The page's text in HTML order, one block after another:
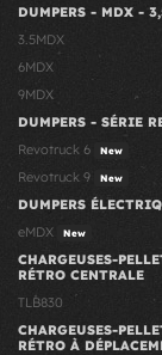
DUMPERS - MDX -
3.5MDX
6MDX
9MDX
DUMPERS - SÉRIE
Revotruck 6
New
Revotruck 9 New
DUMPERS
eMDX
New
CHARGEUSES-
RÉTRO CENTRALE
TLB830
CHARGEUSES-
RÉTRO À